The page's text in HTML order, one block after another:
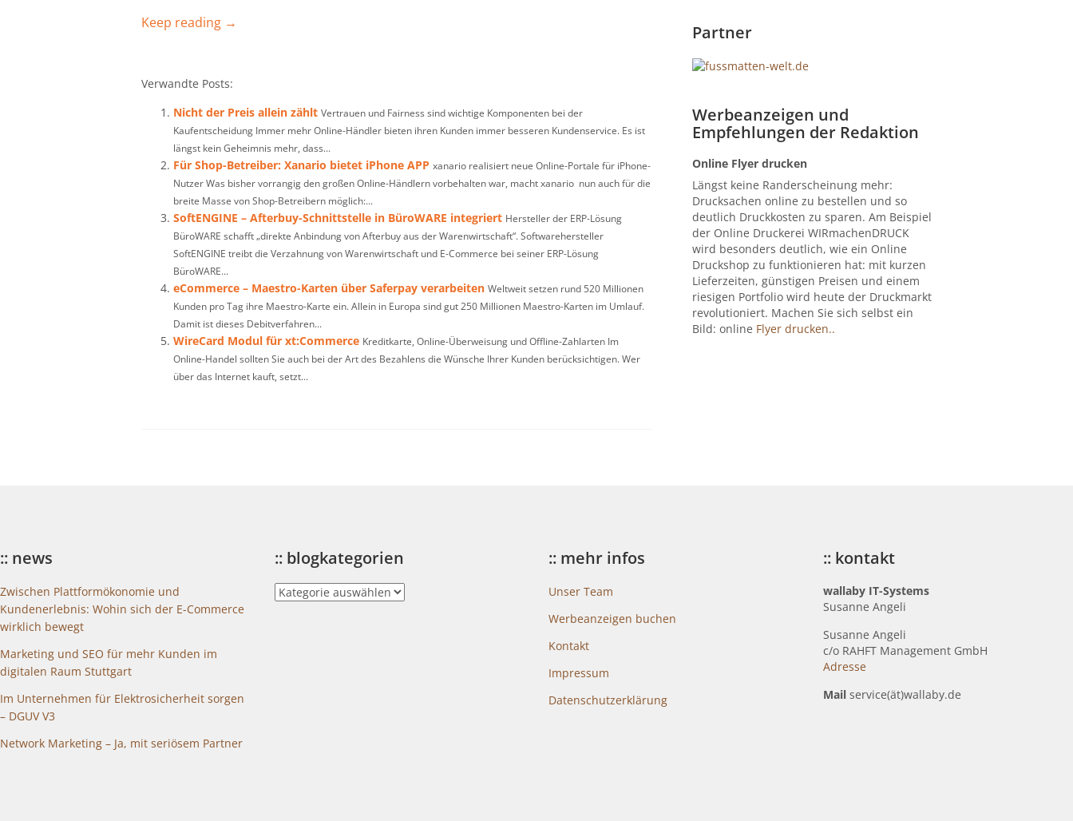
Keep reading →
Verwandte Posts:
Nicht der Preis allein zählt Vertrauen und Fairness sind wichtige Komponenten bei der
Kaufentscheidung Immer mehr Online-Händler bieten ihren Kunden immer besseren Kundenservice. Es ist
längst kein Geheimnis mehr, dass...
Für Shop-Betreiber: Xanario bietet iPhone APP xanario realisiert neue Online-Portale für iPhone-
Nutzer Was bisher vorrangig den großen Online-Händlern vorbehalten war, macht xanario nun auch für die
breite Masse von Shop-Betreibern möglich:...
SoftENGINE – Afterbuy-Schnittstelle in BüroWARE integriert Hersteller der ERP-Lösung
BüroWARE schafft „direkte Anbindung von Afterbuy aus der Warenwirtschaft“. Softwarehersteller
SoftENGINE treibt die Verzahnung von Warenwirtschaft und E-Commerce bei seiner ERP-Lösung
BüroWARE...
eCommerce – Maestro-Karten über Saferpay verarbeiten Weltweit setzen rund 520 Millionen
Kunden pro Tag ihre Maestro-Karte ein. Allein in Europa sind gut 250 Millionen Maestro-Karten im Umlauf.
Damit ist dieses Debitverfahren...
WireCard Modul für xt:Commerce Kreditkarte, Online-Überweisung und Offline-Zahlarten Im
Online-Handel sollten Sie auch bei der Art des Bezahlens die Wünsche Ihrer Kunden berücksichtigen. Wer
über das Internet kauft, setzt...
Partner
Werbeanzeigen und
Empfehlungen der Redaktion
Online Flyer drucken
Längst keine Randerscheinung mehr:
Drucksachen online zu bestellen und so
deutlich Druckkosten zu sparen. Am Beispiel
der Online Druckerei WIRmachenDRUCK
wird besonders deutlich, wie ein Online
Druckshop zu funktionieren hat: mit kurzen
Lieferzeiten, günstigen Preisen und einem
riesigen Portfolio wird heute der Druckmarkt
revolutioniert. Machen Sie sich selbst ein
Bild: online Flyer drucken..
:: news
Zwischen Plattformökonomie und
Kundenerlebnis: Wohin sich der E-Commerce
wirklich bewegt
Marketing und SEO für mehr Kunden im
digitalen Raum Stuttgart
Im Unternehmen für Elektrosicherheit sorgen
– DGUV V3
Network Marketing – Ja, mit seriösem Partner
:: blogkategorien
::
blogkategorien
:: mehr infos
Unser Team
Werbeanzeigen buchen
Kontakt
Impressum
Datenschutzerklärung
:: kontakt
wallaby IT-Systems
Susanne Angeli
Susanne Angeli
c/o RAHFT Management GmbH
Adresse
Mailservice(ät)wallaby.de